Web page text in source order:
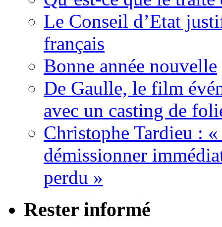
Le Conseil d’Etat
français
Bonne année nouvelle
De Gaulle, le film
avec un casting de
Christophe Tardieu : «
démissionner
perdu »
Rester informé